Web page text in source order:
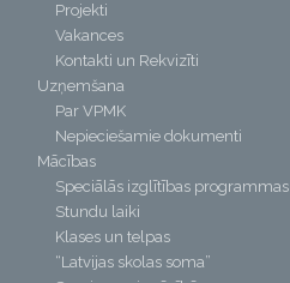
Projekti
Vakances
Kontakti un Rekvizīti
Uzņemšana
Par VPMK
Nepieciešamie dokumenti
Mācības
Speciālās izglītības programmas
Stundu laiki
Klases un telpas
“Latvijas skolas soma”